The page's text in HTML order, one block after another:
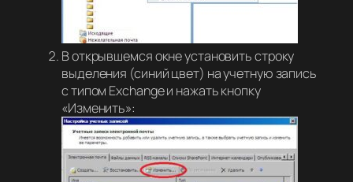
В открывшемся окне установить строку
выделения (синий цвет) на учетную запись
с типом Exchange и нажать кнопку
«Изменить»: